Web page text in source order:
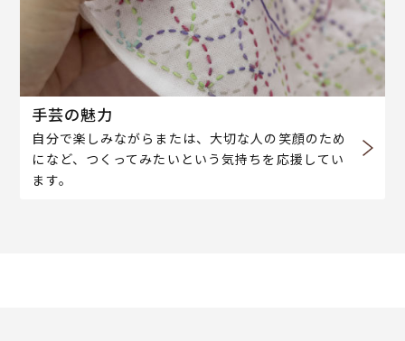
手芸の魅力
自分で楽しみながらまたは、大切な人の笑顔のため
になど、つくってみたいという気持ちを応援してい
ます。